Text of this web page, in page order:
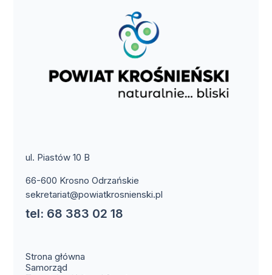
ul. Piastów 10 B
66-600 Krosno Odrzańskie
sekretariat@powiatkrosnienski.pl
tel: 68 383 02 18
Strona główna
Samorząd